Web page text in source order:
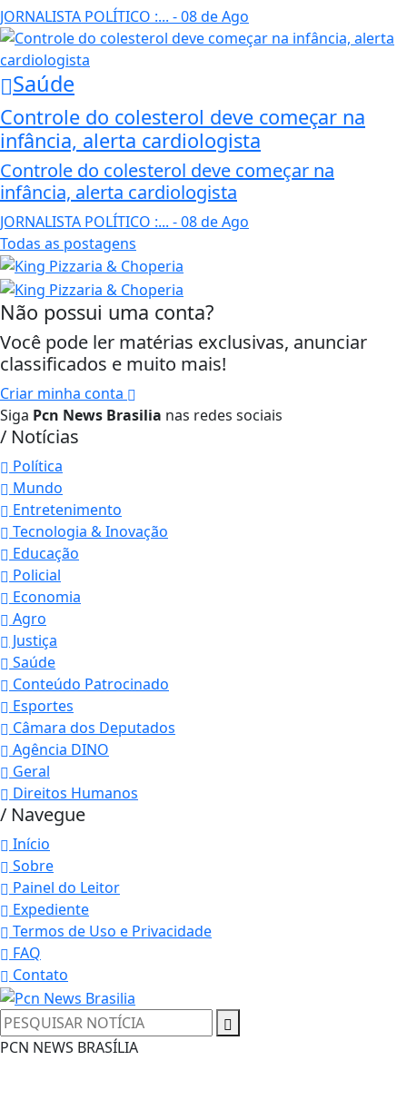
JORNALISTA POLÍTICO :... - 08 de Ago
Saúde
Controle do colesterol deve começar na
infância, alerta cardiologista
Controle do colesterol deve começar na
infância, alerta cardiologista
JORNALISTA POLÍTICO :... - 08 de Ago
Todas as postagens
Não possui uma conta?
Você pode ler matérias exclusivas, anunciar
classificados e muito mais!
Criar minha conta
Siga Pcn News Brasilia nas redes sociais
/ Notícias
Política
Mundo
Entretenimento
Tecnologia & Inovação
Educação
Policial
Economia
Agro
Justiça
Saúde
Conteúdo Patrocinado
Esportes
Câmara dos Deputados
Agência DINO
Geral
Direitos Humanos
/ Navegue
Início
Sobre
Painel do Leitor
Expediente
Termos de Uso e Privacidade
FAQ
Contato
PCN NEWS BRASÍLIA
Termos de Uso e Privacidade